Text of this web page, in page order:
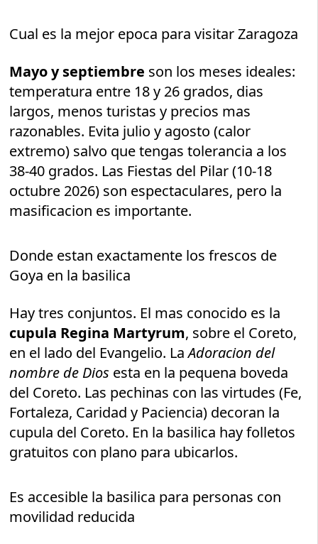
Cual es la mejor epoca para visitar Zaragoza
Mayo y septiembre son los meses ideales:
temperatura entre 18 y 26 grados, dias
largos, menos turistas y precios mas
razonables. Evita julio y agosto (calor
extremo) salvo que tengas tolerancia a los
38-40 grados. Las Fiestas del Pilar (10-18
octubre 2026) son espectaculares, pero la
masificacion es importante.
Donde estan exactamente los frescos de
Goya en la basilica
Hay tres conjuntos. El mas conocido es la
cupula Regina Martyrum, sobre el Coreto,
en el lado del Evangelio. LaAdoracion del
nombre de Dios esta en la pequena boveda
del Coreto. Las pechinas con las virtudes (Fe,
Fortaleza, Caridad y Paciencia) decoran la
cupula del Coreto. En la basilica hay folletos
gratuitos con plano para ubicarlos.
Es accesible la basilica para personas con
movilidad reducida